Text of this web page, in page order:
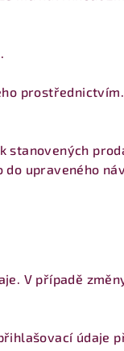
stanovených
upraveného
V případě
údaje